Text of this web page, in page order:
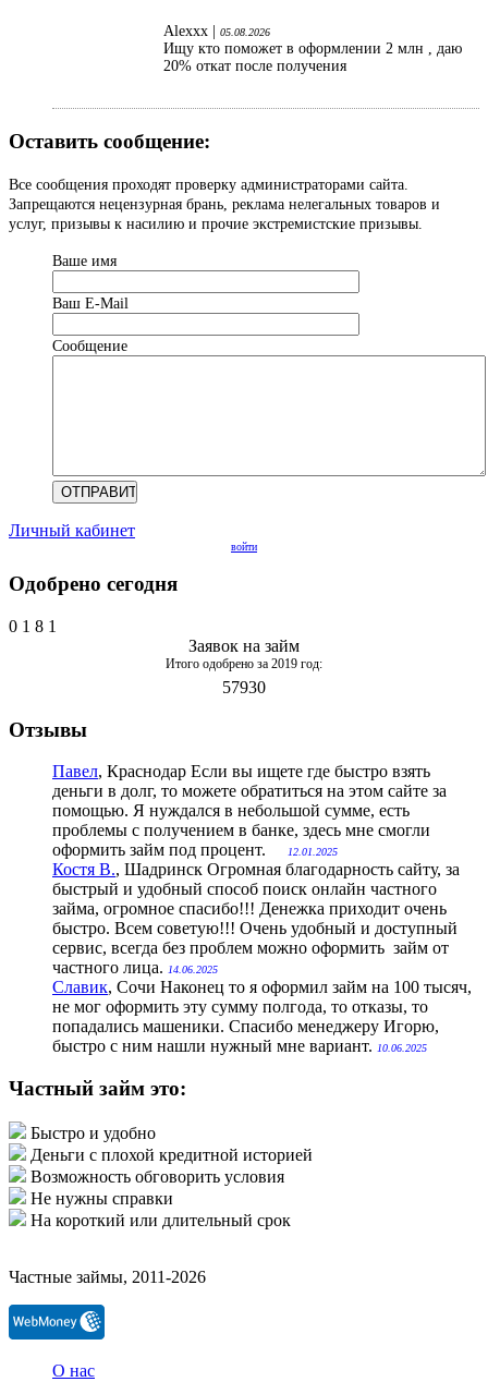
Alexxx | 05.08.2026
Ищу кто поможет в оформлении 2 млн , даю
20% откат после получения
Оставить сообщение:
Все сообщения проходят проверку администраторами сайта.
Запрещаются нецензурная брань, реклама нелегальных товаров и
услуг, призывы к насилию и прочие экстремистские призывы.
Ваше имя
Ваш Е-Mail
Сообщение
Личный кабинет
войти
Одобрено сегодня
0 1 8 1
Заявок на займ
Итого одобрено за 2019 год:
57930
Отзывы
Павел, Краснодар Если вы ищете где быстро взять
деньги в долг, то можете обратиться на этом сайте за
помощью. Я нуждался в небольшой сумме, есть
проблемы с получением в банке, здесь мне смогли
оформить займ под процент.
12.01.2025
Костя В., Шадринск Огромная благодарность сайту, за
быстрый и удобный способ поиск онлайн частного
займа, огромное спасибо!!! Денежка приходит очень
быстро. Всем советую!!! Очень удобный и доступный
сервис, всегда без проблем можно оформить займ от
частного лица. 14.06.2025
Славик, Сочи Наконец то я оформил займ на 100 тысяч,
не мог оформить эту сумму полгода, то отказы, то
попадались машеники. Спасибо менеджеру Игорю,
быстро с ним нашли нужный мне вариант. 10.06.2025
Частный займ это:
Быстро и удобно
Деньги с плохой кредитной историей
Возможность обговорить условия
Не нужны справки
На короткий или длительный срок
Частные займы, 2011-2026
О нас